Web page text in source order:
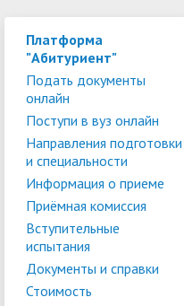
Платформа
"Абитуриент"
Подать документы
онлайн
Поступи в вуз онлайн
Направления подготовки
и специальности
Информация о приеме
Приёмная комиссия
Вступительные
испытания
Документы и справки
Стоимость